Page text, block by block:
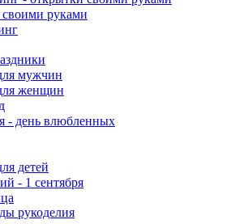
руками
мужчин
женщин
- день влюбленных
детей
- 1 сентября
рукоделия